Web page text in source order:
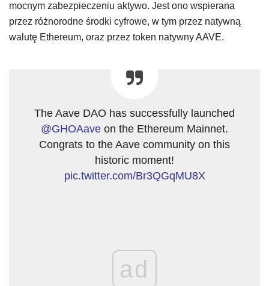
mocnym zabezpieczeniu aktywo. Jest ono wspierana
przez różnorodne środki cyfrowe, w tym przez natywną
walutę Ethereum, oraz przez token natywny AAVE.
The Aave DAO has successfully launched
@GHOAave on the Ethereum Mainnet.
Congrats to the Aave community on this
historic moment!
pic.twitter.com/Br3QGqMU8X
ad